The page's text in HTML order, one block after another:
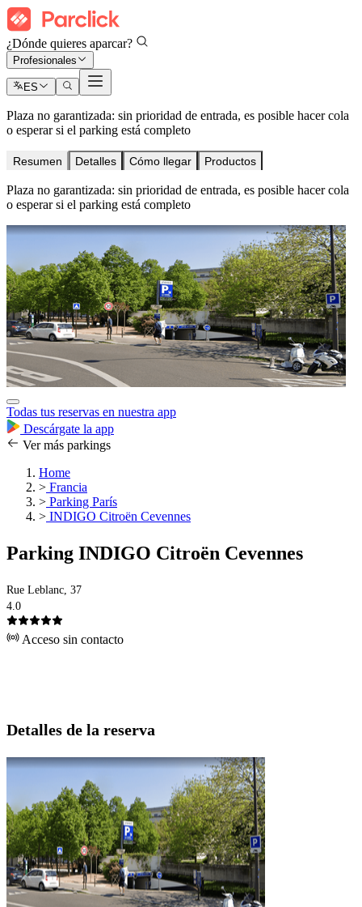
¿Dónde quieres aparcar?
Profesionales
ES
Plaza no garantizada: sin prioridad de entrada, es posible hacer cola
o esperar si el parking está completo
Resumen Detalles Cómo llegar Productos
Plaza no garantizada: sin prioridad de entrada, es posible hacer cola
o esperar si el parking está completo
Todas tus reservas en nuestra app
Descárgate la app
Ver más parkings
Home
> Francia
> Parking París
> INDIGO Citroën Cevennes
Parking INDIGO Citroën Cevennes
Rue Leblanc, 37
4.0
Acceso sin contacto
Detalles de la reserva